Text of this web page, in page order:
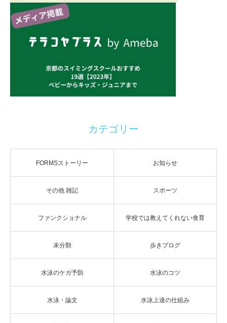
カテゴリー
FORMSストーリー お知らせ
その他 雑記 スポーツ
ファンクショナル 学校では教えてくれない食育
未分類 歩きブログ
水泳のケガ予防 水泳のコツ
水泳・論文 水泳上達の仕組み